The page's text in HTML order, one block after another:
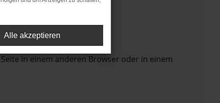
in einem anderen Browser oder in einem
Alle akzeptieren